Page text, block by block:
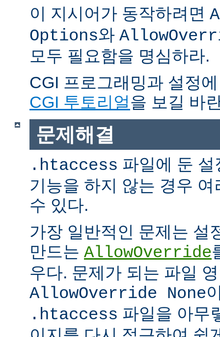
이 지시어가 동작하려면
Options와
모두 필요함을 명심하라.
CGI 프로그래밍과 설정
CGI 투토리얼을 보길 바
문제해결
.htaccess 파일에 둔
기능을 하지 않는 경우
수 있다.
가장 일반적인 문제는 설
만드는 AllowOverride
우다. 문제가 되는 파일
AllowOverride None
.htaccess 파일을 아무